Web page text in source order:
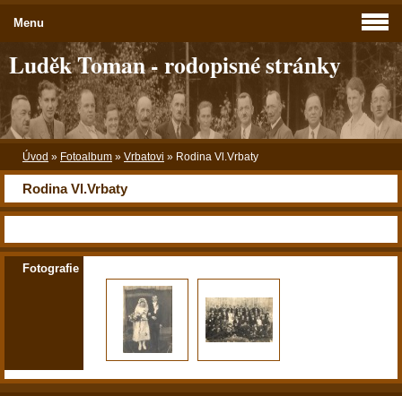
Luděk Toman - rodopisné stránky
Úvod » Fotoalbum » Vrbatovi » Rodina Vl.Vrbaty
Rodina Vl.Vrbaty
Fotografie
Menu